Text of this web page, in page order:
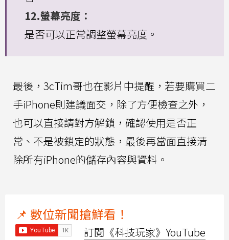
12.螢幕亮度：
是否可以正常調整螢幕亮度。
最後，3cTim哥也在影片中提醒，若要購買二
手iPhone則建議面交，除了方便檢查之外，
也可以直接請對方解鎖，確認使用是否正
常、不是被鎖定的狀態，最後再當面直接清
除所有iPhone的儲存內容與資料。
📌 數位新聞搶鮮看！
訂閱《科技玩家》YouTube